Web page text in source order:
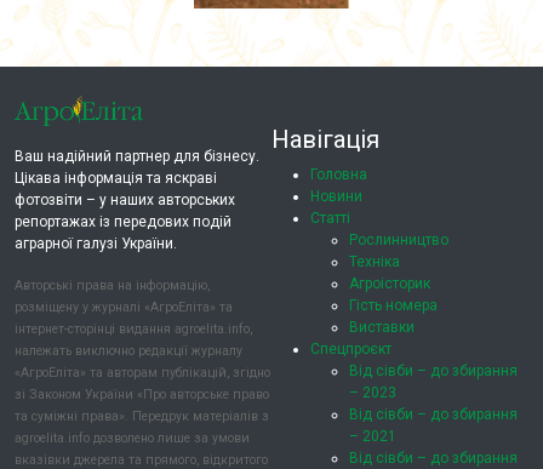
Ваш надійний партнер для бізнесу.
Цікава інформація та яскраві
фотозвіти – у наших авторських
репортажах із передових подій
аграрної галузі України.
Авторські права на інформацію,
розміщену у журналі «АгроЕліта» та
інтернет-сторінці видання agroelita.info,
належать виключно редакції журналу
«АгроЕліта» та авторам публікацій, згідно
зі Законом України «Про авторське право
та суміжні права». Передрук матеріалів з
agroelita.info дозволено лише за умови
вказівки джерела та прямого, відкритого
Навігація
Головна
Новини
Статті
Рослинництво
Техніка
Агроісторик
Гість номера
Виставки
Спецпроєкт
Від сівби – до збирання
– 2023
Від сівби – до збирання
– 2021
Від сівби – до збирання